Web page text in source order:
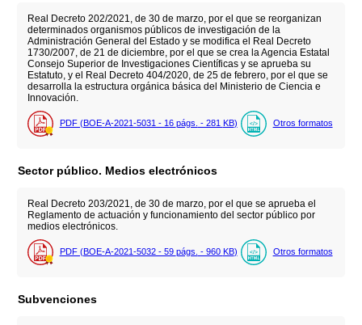
Real Decreto 202/2021, de 30 de marzo, por el que se reorganizan
determinados organismos públicos de investigación de la
Administración General del Estado y se modifica el Real Decreto
1730/2007, de 21 de diciembre, por el que se crea la Agencia Estatal
Consejo Superior de Investigaciones Científicas y se aprueba su
Estatuto, y el Real Decreto 404/2020, de 25 de febrero, por el que se
desarrolla la estructura orgánica básica del Ministerio de Ciencia e
Innovación.
PDF (BOE-A-2021-5031 - 16 págs. - 281 KB) Otros formatos
Sector público. Medios electrónicos
Real Decreto 203/2021, de 30 de marzo, por el que se aprueba el
Reglamento de actuación y funcionamiento del sector público por
medios electrónicos.
PDF (BOE-A-2021-5032 - 59 págs. - 960 KB) Otros formatos
Subvenciones